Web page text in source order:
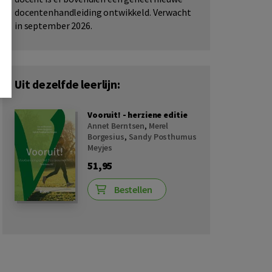
docentenhandleiding ontwikkeld. Verwacht
in september 2026.
Uit dezelfde leerlijn:
Vooruit! - herziene editie
Annet Berntsen, Merel
Borgesius, Sandy Posthumus
Meyjes
51,95
Bestellen